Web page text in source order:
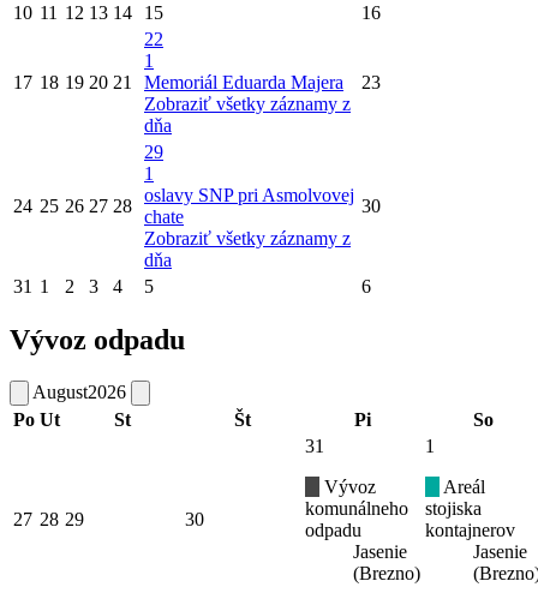
10 11 12 13 14 15 16
17 18 19 20 21
22
1
Memoriál Eduarda Majera
Zobraziť všetky záznamy z
dňa
23
24 25 26 27 28
29
1
oslavy SNP pri Asmolvovej
chate
Zobraziť všetky záznamy z
dňa
30
31 1 2 3 4 5 6
Vývoz odpadu
August2026
Po Ut St Št Pi So
27 28 29 30
31
Vývoz
komunálneho
odpadu
Jasenie
(Brezno)
1
Areál
stojiska
kontajnerov
Jasenie